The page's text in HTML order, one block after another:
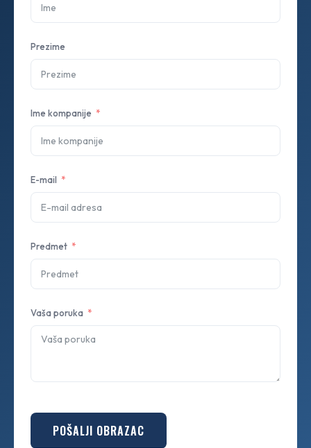
Prezime
Ime kompanije
E-mail
Predmet
Vaša poruka
POŠALJI OBRAZAC